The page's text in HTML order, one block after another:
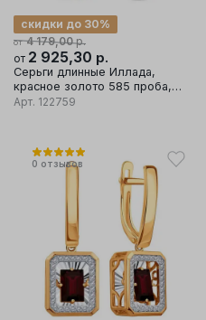
от 4 179,00р.
скидки до 30%
от 2 925,30 р.
Серьги длинные Иллада,
красное золото 585 проба,
вставка фианит
Арт. 122759
0 отзывов